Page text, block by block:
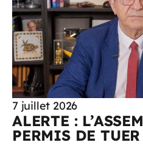
7 juillet 2026
ALERTE :
PERMIS DE